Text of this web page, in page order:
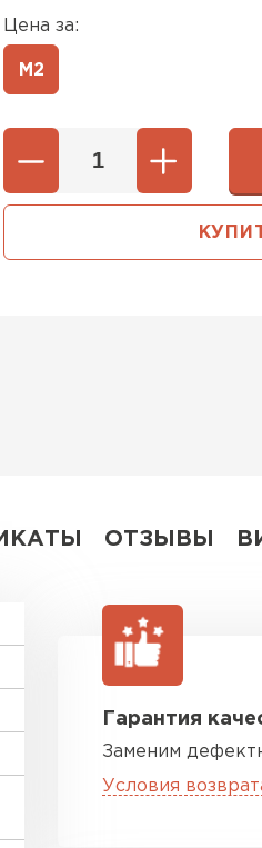
Цена за:
М2
ОТЗЫВЫ
Гарантия
Заменим
Условия